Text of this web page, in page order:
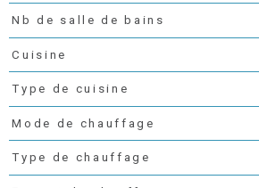
Nb de salle de bains
Cuisine
Type de cuisine
Mode de chauffage
Type de chauffage